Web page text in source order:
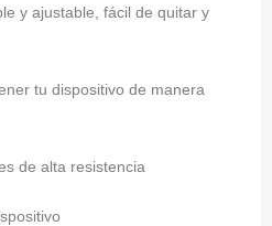
y ajustable, fácil de quitar y
tu dispositivo de manera
de alta resistencia